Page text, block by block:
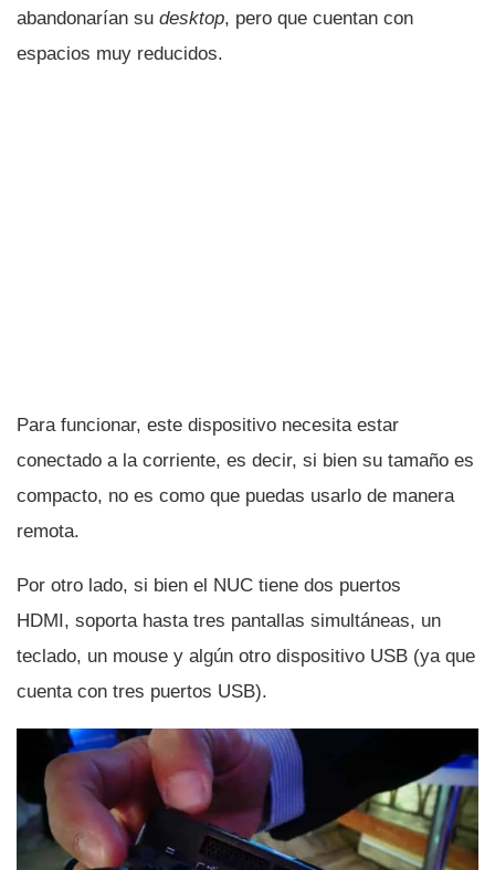
abandonarí­an su desktop, pero que cuentan con
espacios muy reducidos.
Para funcionar, este dispositivo necesita estar
conectado a la corriente, es decir, si bien su tamaño es
compacto, no es como que puedas usarlo de manera
remota.
Por otro lado, si bien el NUC tiene dos puertos
HDMI, soporta hasta tres pantallas simultáneas, un
teclado, un mouse y algún otro dispositivo USB (ya que
cuenta con tres puertos USB).